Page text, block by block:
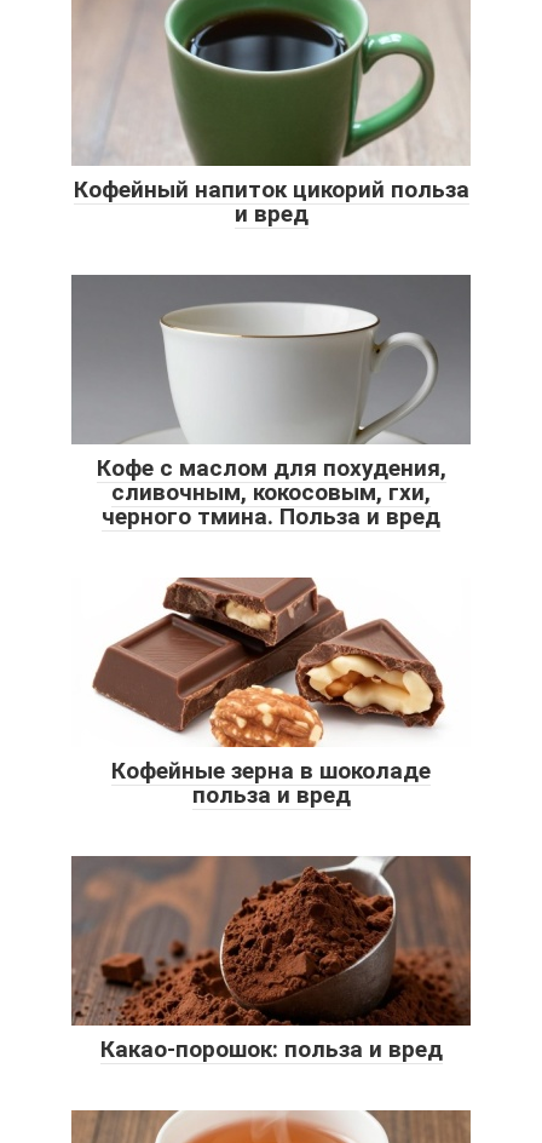
Кофейный напиток цикорий польза
и вред
Кофе с маслом для похудения,
сливочным, кокосовым, гхи,
черного тмина. Польза и вред
Кофейные зерна в шоколаде
польза и вред
Какао-порошок: польза и вред